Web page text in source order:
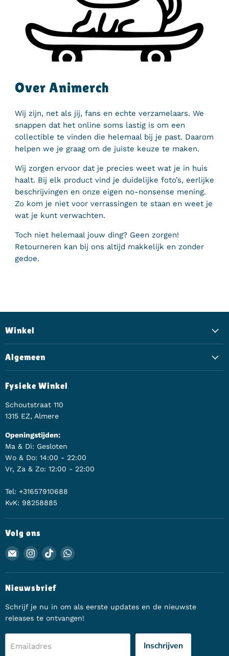
Over Animerch
Wij zijn, net als jij, fans en echte verzamelaars. We
snappen dat het online soms lastig is om een
collectible te vinden die helemaal bij je past. Daarom
helpen we je graag om de juiste keuze te maken.
Wij zorgen ervoor dat je precies weet wat je in huis
haalt. Bij elk product vind je duidelijke foto’s, eerlijke
beschrijvingen en onze eigen no-nonsense mening.
Zo kom je niet voor verrassingen te staan en weet je
wat je kunt verwachten.
Toch niet helemaal jouw ding? Geen zorgen!
Retourneren kan bij ons altijd makkelijk en zonder
gedoe.
Winkel
Algemeen
Fysieke Winkel
Schoutstraat 110
1315 EZ, Almere
Openingstijden:
Ma & Di: Gesloten
Wo & Do: 14:00 - 22:00
Vr, Za & Zo: 12:00 - 22:00
Tel: +31657910688
KvK: 98258885
Volg ons
Email Animerch
Vind ons op Instagram
Vind ons op TikTok
Nieuwsbrief
Schrijf je nu in om als eerste updates en de nieuwste
releases te ontvangen!
Emailadres Inschrijven